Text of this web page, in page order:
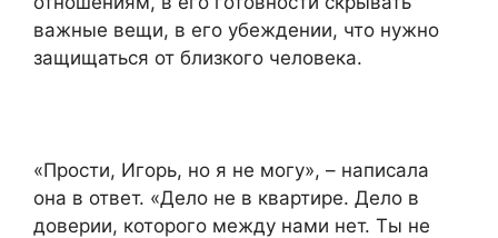
важные вещи, в его убеждении, что нужно
защищаться от близкого человека.
«Прости, Игорь, но я не могу», – написала
она в ответ. «Дело не в квартире. Дело в
доверии, которого между нами нет. Ты не